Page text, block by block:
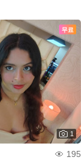
무료
1
195